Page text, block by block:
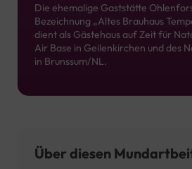
Die ehemalige Gaststätte
Bezeichnung „Altes Brauhaus
dient als Gästehaus auf Zeit für
Air Base in Geilenkirchen und des
in Brunssum/NL.
Über diesen